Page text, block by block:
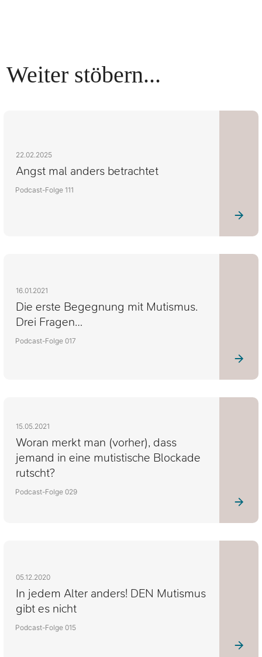
Weiter stöbern...
22.02.2025
Angst mal anders betrachtet
Podcast-Folge 111
16.01.2021
Die erste Begegnung mit Mutismus.
Drei Fragen…
Podcast-Folge 017
15.05.2021
Woran merkt man (vorher), dass
jemand in eine mutistische Blockade
rutscht?
Podcast-Folge 029
05.12.2020
In jedem Alter anders! DEN Mutismus
gibt es nicht
Podcast-Folge 015